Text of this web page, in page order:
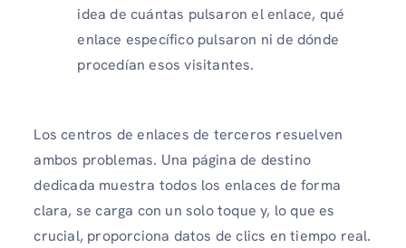
idea de cuántas pulsaron el enlace, qué
enlace específico pulsaron ni de dónde
procedían esos visitantes.
Los centros de enlaces de terceros resuelven
ambos problemas. Una página de destino
dedicada muestra todos los enlaces de forma
clara, se carga con un solo toque y, lo que es
crucial, proporciona datos de clics en tiempo real.